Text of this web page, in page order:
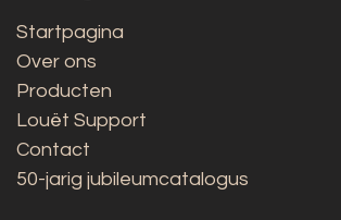
Startpagina
Over ons
Producten
Louët Support
Contact
50-jarig jubileumcatalogus